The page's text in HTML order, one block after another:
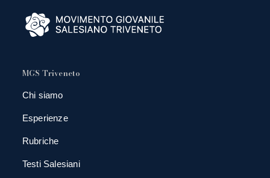
MGS Triveneto
Chi siamo
Esperienze
Rubriche
Testi Salesiani